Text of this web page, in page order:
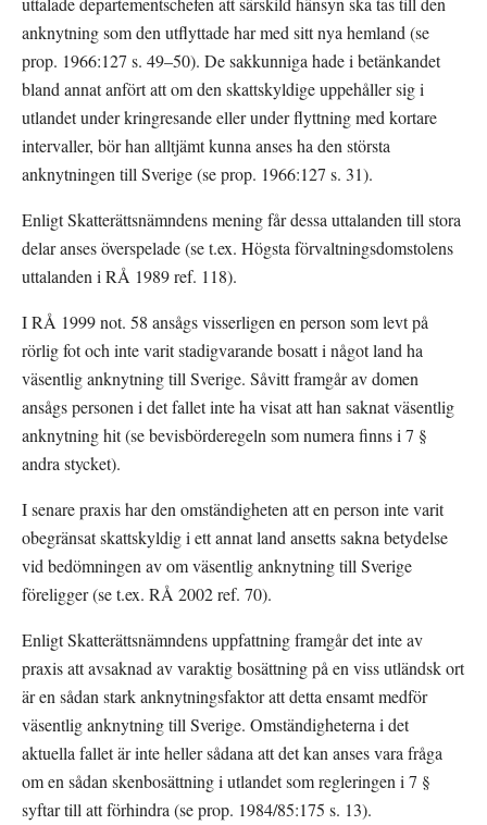
anknytning som den utflyttade har med sitt nya hemland (se
prop. 1966:127 s. 49–50). De sakkunniga hade i betänkandet
bland annat anfört att om den skattskyldige uppehåller sig i
utlandet under kringresande eller under flyttning med kortare
intervaller, bör han alltjämt kunna anses ha den största
anknytningen till Sverige (se prop. 1966:127 s. 31).
Enligt Skatterättsnämndens mening får dessa uttalanden till stora
delar anses överspelade (se t.ex. Högsta förvaltningsdomstolens
uttalanden i RÅ 1989 ref. 118).
I RÅ 1999 not. 58 ansågs visserligen en person som levt på
rörlig fot och inte varit stadigvarande bosatt i något land ha
väsentlig anknytning till Sverige. Såvitt framgår av domen
ansågs personen i det fallet inte ha visat att han saknat väsentlig
anknytning hit (se bevisbörderegeln som numera finns i 7 §
andra stycket).
I senare praxis har den omständigheten att en person inte varit
obegränsat skattskyldig i ett annat land ansetts sakna betydelse
vid bedömningen av om väsentlig anknytning till Sverige
föreligger (se t.ex. RÅ 2002 ref. 70).
Enligt Skatterättsnämndens uppfattning framgår det inte av
praxis att avsaknad av varaktig bosättning på en viss utländsk ort
är en sådan stark anknytningsfaktor att detta ensamt medför
väsentlig anknytning till Sverige. Omständigheterna i det
aktuella fallet är inte heller sådana att det kan anses vara fråga
om en sådan skenbosättning i utlandet som regleringen i 7 §
syftar till att förhindra (se prop. 1984/85:175 s. 13).